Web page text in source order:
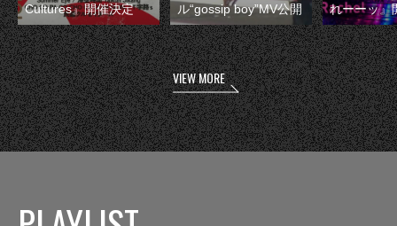
Cultures』開催決定
ル“gossip boy”MV公開
れーーッ』
VIEW MORE